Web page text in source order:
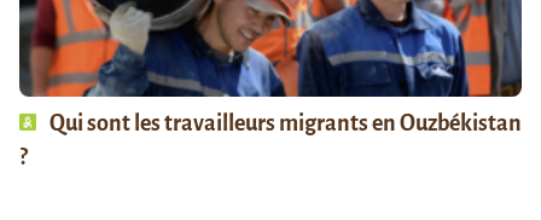
Qui sont les travailleurs migrants en Ouzbékistan
?